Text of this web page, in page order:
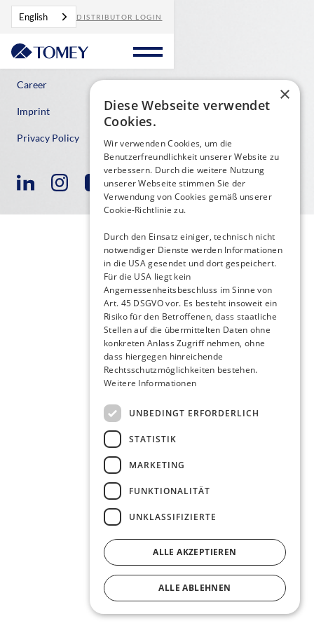
English DISTRIBUTOR LOGIN
Contact
Career
Imprint
Privacy Policy
×
Diese Webseite verwendet
Cookies.
Wir verwenden Cookies, um die
Benutzerfreundlichkeit unserer Website zu
verbessern. Durch die weitere Nutzung
unserer Webseite stimmen Sie der
Verwendung von Cookies gemäß unserer
Cookie-Richtlinie zu.
Durch den Einsatz einiger, technisch nicht
notwendiger Dienste werden Informationen
in die USA gesendet und dort gespeichert.
Für die USA liegt kein
Angemessenheitsbeschluss im Sinne von
Art. 45 DSGVO vor. Es besteht insoweit ein
Risiko für den Betroffenen, dass staatliche
Stellen auf die übermittelten Daten ohne
konkreten Anlass Zugriff nehmen, ohne
dass hiergegen hinreichende
Rechtsschutzmöglichkeiten bestehen.
Weitere Informationen
UNBEDINGT ERFORDERLICH
STATISTIK
MARKETING
FUNKTIONALITÄT
UNKLASSIFIZIERTE
ALLE AKZEPTIEREN
ALLE ABLEHNEN